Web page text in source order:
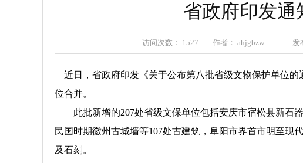
省政府印发通
访问次数： 1527 作者： ahjgbzw 发布
近日，省政府印发《关于公布第八批省级文物保护单位的
位合并。
此批新增的207处省级文保单位包括安庆市宿松县新石器
民国时期徽州古城墙等107处古建筑，阜阳市界首市明至现
及石刻。